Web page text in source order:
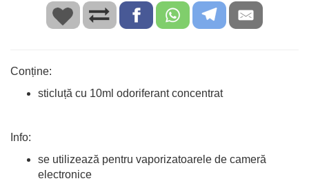
Conține:
sticluță cu 10ml odoriferant concentrat
Info:
se utilizează pentru vaporizatoarele de cameră
electronice